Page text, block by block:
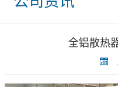
全铝散热